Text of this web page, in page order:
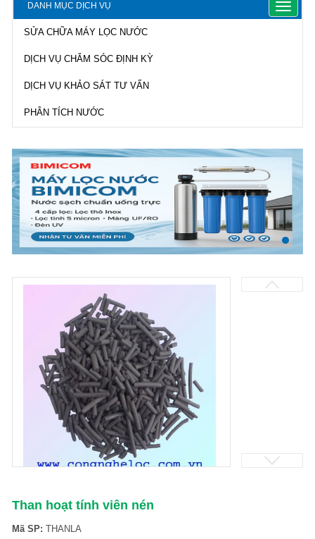
DANH MỤC DỊCH VỤ
Toggle
SỬA CHỮA MÁY LỌC NƯỚC
DỊCH VỤ CHĂM SÓC ĐỊNH KỲ
DỊCH VỤ KHẢO SÁT TƯ VẤN
PHÂN TÍCH NƯỚC
Than hoạt tính viên nén
Mã SP: THANLA